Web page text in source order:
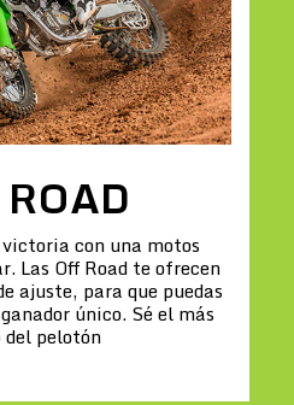
con una motos
Las Off Road te ofrecen
ajuste, para que puedas
único. Sé el más
del pelotón